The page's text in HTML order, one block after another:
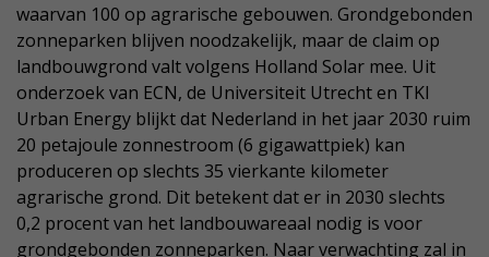
waarvan 100 op agrarische gebouwen. Grondgebonden
zonneparken blijven noodzakelijk, maar de claim op
landbouwgrond valt volgens Holland Solar mee. Uit
onderzoek van ECN, de Universiteit Utrecht en TKI
Urban Energy blijkt dat Nederland in het jaar 2030 ruim
20 petajoule zonnestroom (6 gigawattpiek) kan
produceren op slechts 35 vierkante kilometer
agrarische grond. Dit betekent dat er in 2030 slechts
0,2 procent van het landbouwareaal nodig is voor
grondgebonden zonneparken. Naar verwachting zal in